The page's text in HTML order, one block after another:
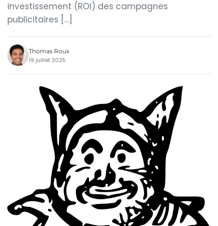
investissement (ROI) des campagnes
publicitaires […]
Thomas Roux
19 juillet 2025